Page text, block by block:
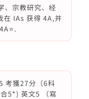
、宗教研究、经
在 IAs 获得 4A,并
考獲27分（6科
5*) 英文5 （寫